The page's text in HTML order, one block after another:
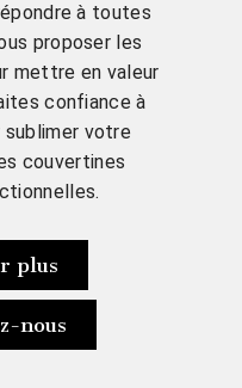
à toutes
proposer les
mettre en valeur
confiance à
sublimer votre
couvertines
plus
nous